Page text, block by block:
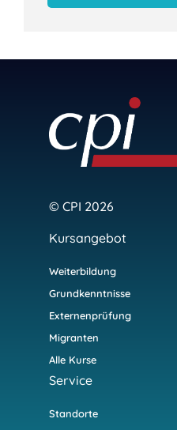
© CPI 2026
Kursangebot
Weiterbildung
Grundkenntnisse
Externenprüfung
Migranten
Alle Kurse
Service
Standorte